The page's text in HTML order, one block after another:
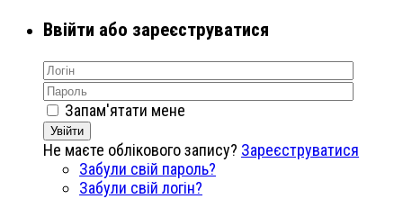
Ввійти або зареєструватися
Запам'ятати мене
Увійти
Не маєте облікового запису? Зареєструватися
Забули свій пароль?
Забули свій логін?